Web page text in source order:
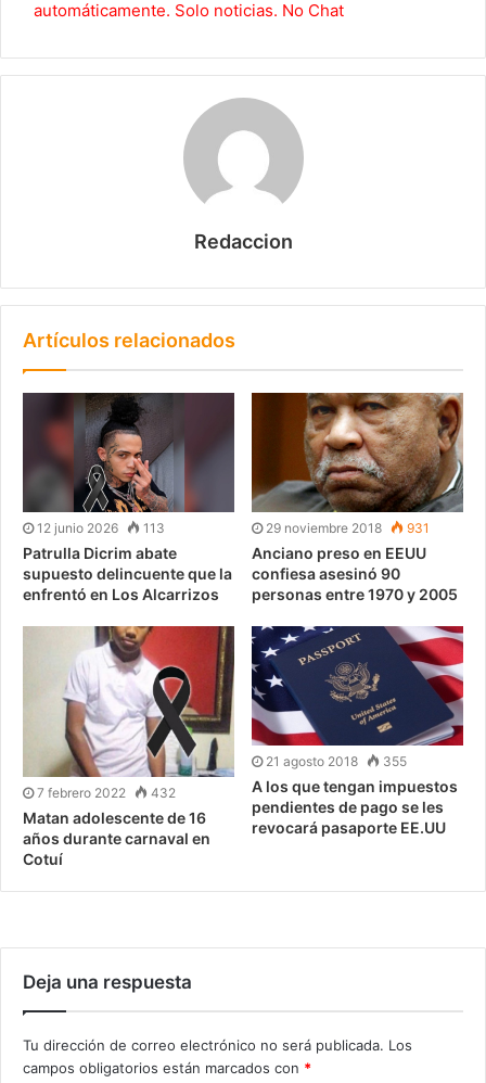
automáticamente. Solo noticias. No Chat
Redaccion
Artículos relacionados
12 junio 2026 113
Patrulla Dicrim abate
supuesto delincuente que la
enfrentó en Los Alcarrizos
29 noviembre 2018 931
Anciano preso en EEUU
confiesa asesinó 90
personas entre 1970 y 2005
7 febrero 2022 432
Matan adolescente de 16
años durante carnaval en
Cotuí
21 agosto 2018 355
A los que tengan impuestos
pendientes de pago se les
revocará pasaporte EE.UU
Deja una respuesta
Tu dirección de correo electrónico no será publicada. Los
campos obligatorios están marcados con *